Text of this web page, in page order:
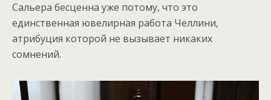
Сальера бесценна уже потому, что это
единственная ювелирная работа Челлини,
атрибуция которой не вызывает никаких
сомнений.